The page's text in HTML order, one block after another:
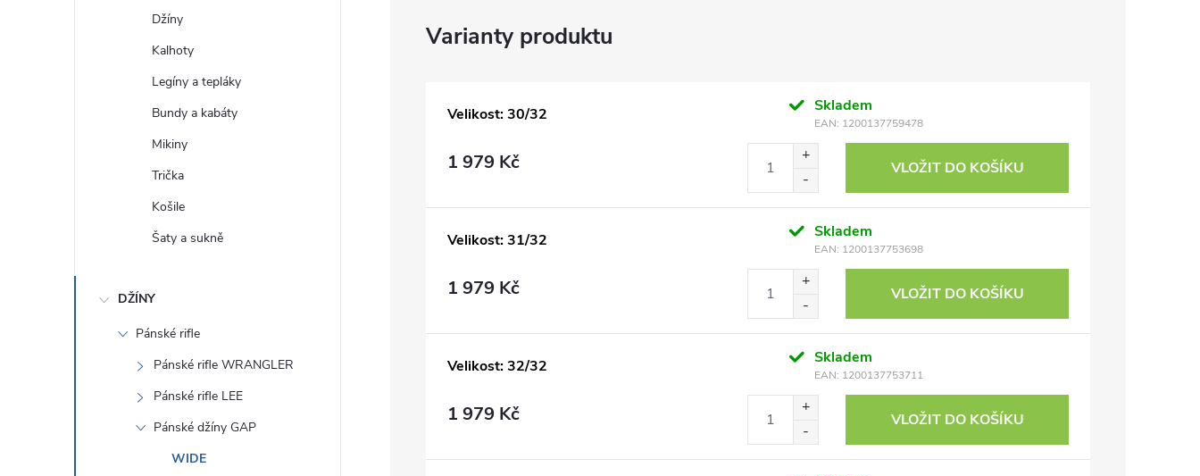
Džíny
Kalhoty
Legíny a tepláky
Bundy a kabáty
Mikiny
Trička
Košile
Šaty a sukně
DŽÍNY
Pánské rifle
Pánské rifle WRANGLER
Pánské rifle LEE
Pánské džíny GAP
WIDE
Velikost: 30/32 Skladem
EAN: 1200137759478
1 979 Kč VLOŽIT DO KOŠÍKU
Velikost: 31/32 Skladem
EAN: 1200137753698
1 979 Kč VLOŽIT DO KOŠÍKU
Velikost: 32/32 Skladem
EAN: 1200137753711
1 979 Kč VLOŽIT DO KOŠÍKU